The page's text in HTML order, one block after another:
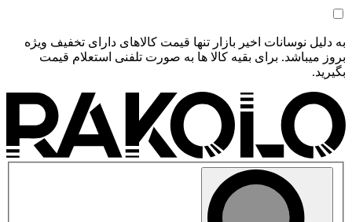
به دلیل نوسانات اخیر بازار تنها قیمت کالاهای دارای تخفیف ویژه
بروز میباشد. برای بقیه کالا ها به صورت تلفنی استعلام قیمت
بگیرید.